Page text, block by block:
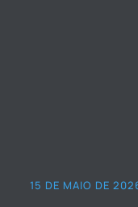
15 DE MAIO DE